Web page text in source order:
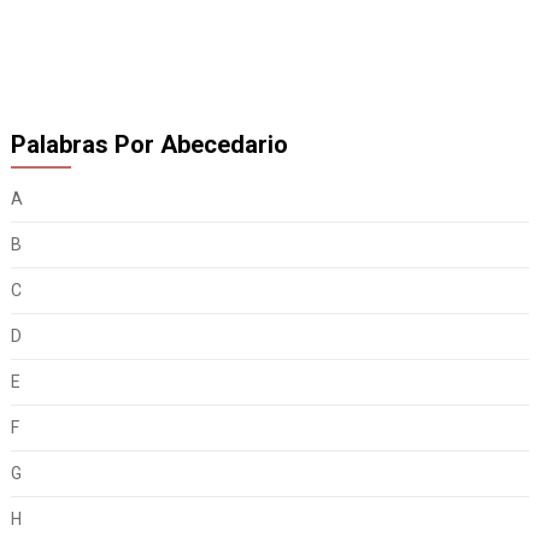
Palabras Por Abecedario
A
B
C
D
E
F
G
H